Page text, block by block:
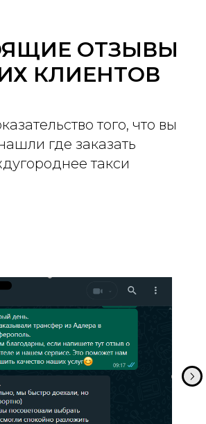
ОТЗЫВЫ
КЛИЕНТОВ
того, что вы
где заказать
такси